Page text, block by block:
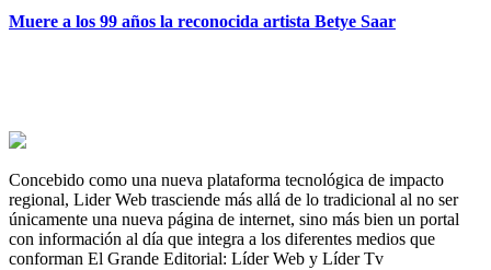
Muere a los 99 años la reconocida artista Betye Saar
Concebido como una nueva plataforma tecnológica de impacto
regional, Lider Web trasciende más allá de lo tradicional al no ser
únicamente una nueva página de internet, sino más bien un portal
con información al día que integra a los diferentes medios que
conforman El Grande Editorial: Líder Web y Líder Tv